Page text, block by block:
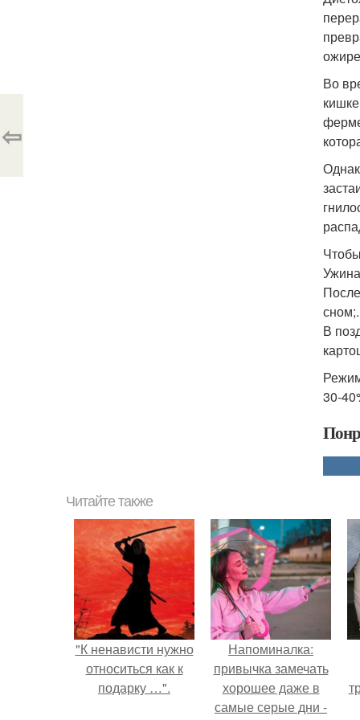
Во
сном;.
В
30-
⇦
Читайте также
"К ненависти нужно
относиться как к
подарку …".
Напоминалка:
привычка замечать
хорошее даже в
самые серые дни -